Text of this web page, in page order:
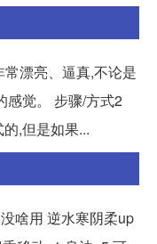
漂亮、逼真,不论是
感觉。 步骤/方式2
,但是如果...
啥用 逆水寒阴柔up